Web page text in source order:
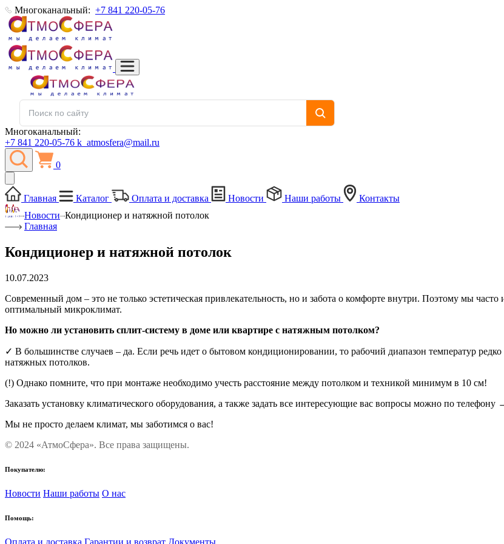
Многоканальный: +7 841 220-05-76
Многоканальный:
+7 841 220-05-76 k_atmosfera@mail.ru
0
Главная Каталог Оплата и доставка Новости Наши работы
Контакты
Новости Кондиционер и натяжной потолок
Главная
Кондиционер и натяжной потолок
10.07.2023
Современный дом – это не только эстетическая привлекательность, но и забота о комфорте внутри. Поэтому мы
оптимальный микроклимат.
Но можно ли установить сплит-систему в доме или квартире с натяжным потолком?
✓ В большинстве случаев – да. Если речь идет о бытовом кондиционировании, то рабочий диапазон температур
натяжных потолков.
(!) Однако помните, что при монтаже необходимо учесть расстояние между потолком и техникой минимум в 10 см!
Заказать установку климатического оборудования, а также задать все интересующие вас вопросы можно по телефону
Мы не просто делаем климат, мы заботимся о вас!
© 2024 «АтмоСфера». Все права защищены.
Покупателю:
Новости Наши работы О нас
Помощь:
Оплата и доставка Гарантии и возврат Документы